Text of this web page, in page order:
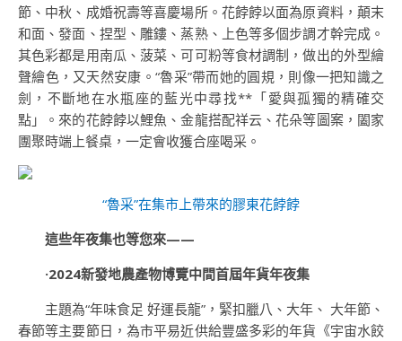
節、中秋、成婚祝壽等喜慶場所。花餑餑以面為原資料，顛末
和面、發面、捏型、雕鏤、蒸熟、上色等多個步調才幹完成。
其色彩都是用南瓜、菠菜、可可粉等食材調制，做出的外型繪
聲繪色，又天然安康。“魯采”帶而她的圓規，則像一把知識之
劍，不斷地在水瓶座的藍光中尋找**「愛與孤獨的精確交
點」。來的花餑餑以鯉魚、金龍搭配祥云、花朵等圖案，闔家
團聚時端上餐桌，一定會收獲合座喝采。
“魯采”在集市上帶來的膠東花餑餑
這些年夜集也等您來——
·2024新發地農產物博覽中間首屆年貨年夜集
主題為“年味食足 好運長龍”，緊扣臘八、大年、 大年節、
春節等主要節日，為市平易近供給豐盛多彩的年貨《宇宙水餃